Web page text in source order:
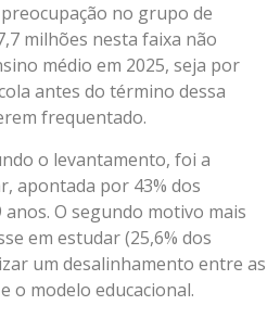
no grupo de
milhões nesta faixa não
médio em 2025, seja por
antes do término dessa
frequentado.
o levantamento, foi a
apontada por 43% dos
O segundo motivo mais
em estudar (25,6% dos
um desalinhamento entre as
o modelo educacional.